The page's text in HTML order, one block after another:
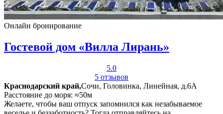
Онлайн бронирование
Гостевой дом «Вилла Лирань»
5.0
5 отзывов
Краснодарский край,Сочи, Головинка, Линейная, д.6А
Расстояние до моря: ≈50м
Желаете, чтобы ваш отпуск запомнился как незабываемое